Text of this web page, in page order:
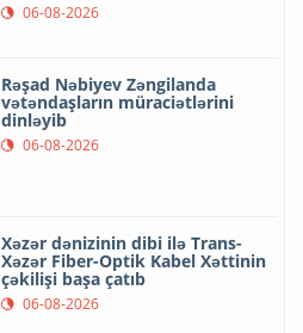
06-08-2026
Rəşad Nəbiyev Zəngilanda
vətəndaşların müraciətlərini
dinləyib
06-08-2026
Xəzər dənizinin dibi ilə Trans-
Xəzər Fiber-Optik Kabel Xəttinin
çəkilişi başa çatıb
06-08-2026